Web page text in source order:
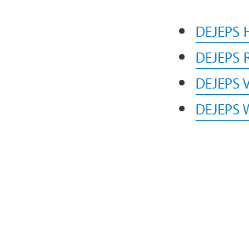
DEJEPS
DEJEPS